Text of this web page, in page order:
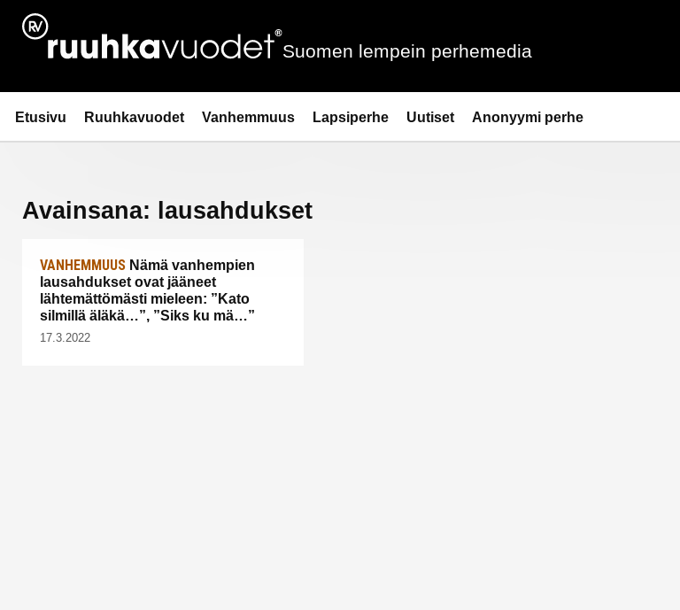
Siirry
sisältöön
Ruuhkavuodet.fi
Suomen lempein perhemedia
Etusivu Ruuhkavuodet Vanhemmuus Lapsiperhe Uutiset Anonyymi perhe
Avainsana: lausahdukset
VANHEMMUUS Nämä vanhempien
lausahdukset ovat jääneet
lähtemättömästi mieleen: ”Kato
silmillä äläkä…”, ”Siks ku mä…”
17.3.2022